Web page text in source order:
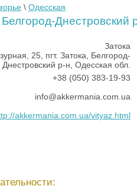
\ Одесская
Днестровский
Затока
25, пгт. Затока, Белгород-
Днестровский р-н, Одесская обл.
+38 (050) 383-19-93
info@akkermania.com.ua
akkermania.com.ua/vityaz.html